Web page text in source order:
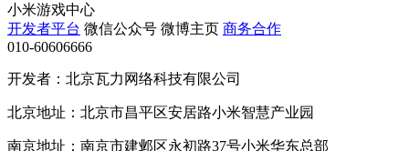
小米游戏中心
开发者平台 微信公众号 微博主页 商务合作
010-60606666
开发者：北京瓦力网络科技有限公司
北京地址：北京市昌平区安居路小米智慧产业园
南京地址：南京市建邺区永初路37号小米华东总部